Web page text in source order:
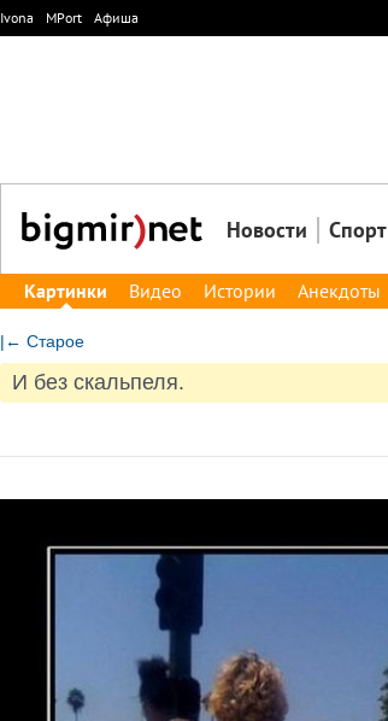
Ivona MPort Афиша
Новости Спорт
Картинки Видео Истории Анекдоты
|← Старое
И без скальпеля.